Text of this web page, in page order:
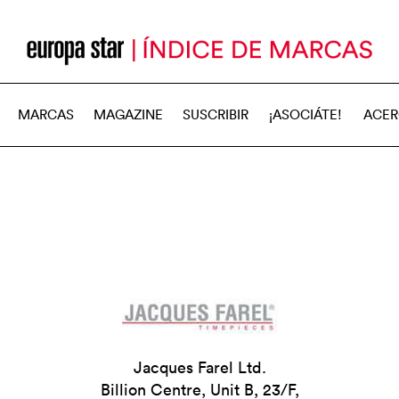
MARCAS MAGAZINE SUSCRIBIR ¡ASOCIÁTE!
Jacques Farel Ltd.
Billion Centre, Unit B, 23/F,